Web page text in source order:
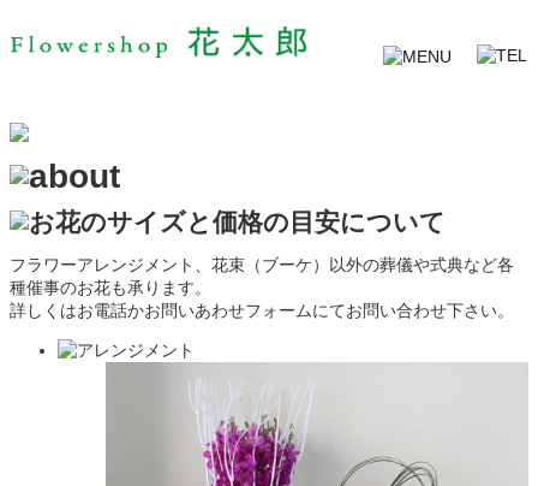
フラワーアレンジメント、花束（ブーケ）以外の葬儀や式典など各
種催事のお花も承ります。
詳しくはお電話かお問いあわせフォームにてお問い合わせ下さい。